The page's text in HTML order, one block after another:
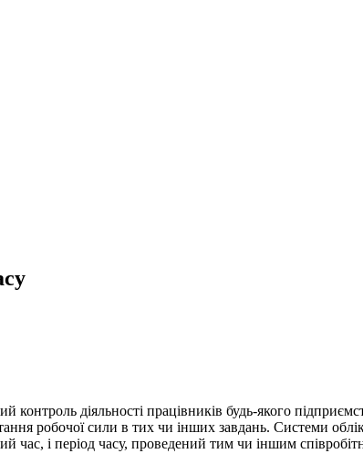
контроль діяльності працівників будь-якого
робочої сили в тих чи інших завдань. Системи
час, і період часу, проведений тим чи іншим